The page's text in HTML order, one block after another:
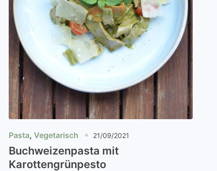
Pasta, Vegetarisch 21/09/2021
Buchweizenpasta mit
Karottengrünpesto